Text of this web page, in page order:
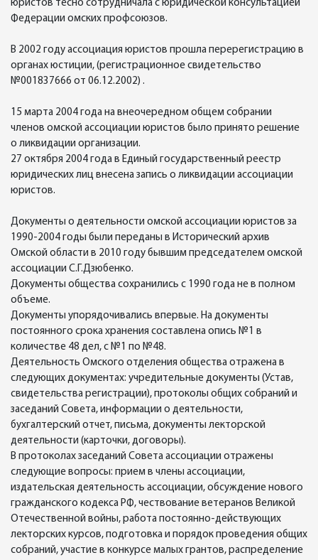
юристов тесно сотрудничала с юридической консультацией
Федерации омских профсоюзов.
В 2002 году ассоциация юристов прошла перерегистрацию в
органах юстиции, (регистрационное свидетельство
№001837666 от 06.12.2002) .
15 марта 2004 года на внеочередном общем собрании
членов омской ассоциации юристов было принято решение
о ликвидации организации.
27 октября 2004 года в Единый государственный реестр
юридических лиц внесена запись о ликвидации ассоциации
юристов.
Документы о деятельности омской ассоциации юристов за
1990-2004 годы были переданы в Исторический архив
Омской области в 2010 году бывшим председателем омской
ассоциации С.Г.Дзюбенко.
Документы общества сохранились с 1990 года не в полном
объеме.
Документы упорядочивались впервые. На документы
постоянного срока хранения составлена опись №1 в
количестве 48 дел, с №1 по №48.
Деятельность Омского отделения общества отражена в
следующих документах: учредительные документы (Устав,
свидетельства регистрации), протоколы общих собраний и
заседаний Совета, информации о деятельности,
бухгалтерский отчет, письма, документы лекторской
деятельности (карточки, договоры).
В протоколах заседаний Совета ассоциации отражены
следующие вопросы: прием в члены ассоциации,
издательская деятельность ассоциации, обсуждение нового
гражданского кодекса РФ, чествование ветеранов Великой
Отечественной войны, работа постоянно-действующих
лекторских курсов, подготовка и порядок проведения общих
собраний, участие в конкурсе малых грантов, распределение